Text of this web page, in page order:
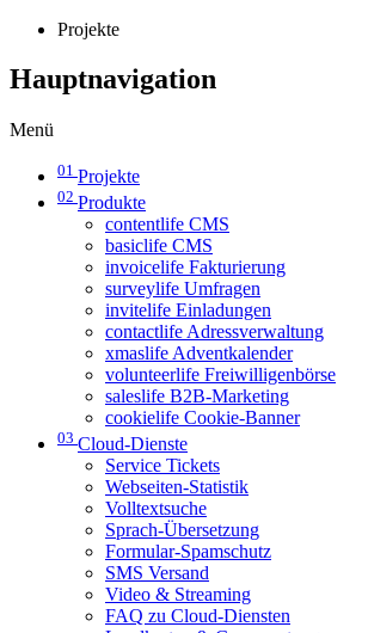
Projekte
Hauptnavigation
Menü
01 Projekte
02 Produkte
contentlife CMS
basiclife CMS
invoicelife Fakturierung
surveylife Umfragen
invitelife Einladungen
contactlife Adressverwaltung
xmaslife Adventkalender
volunteerlife Freiwilligenbörse
saleslife B2B-Marketing
cookielife Cookie-Banner
03 Cloud-Dienste
Service Tickets
Webseiten-Statistik
Volltextsuche
Sprach-Übersetzung
Formular-Spamschutz
SMS Versand
Video & Streaming
FAQ zu Cloud-Diensten